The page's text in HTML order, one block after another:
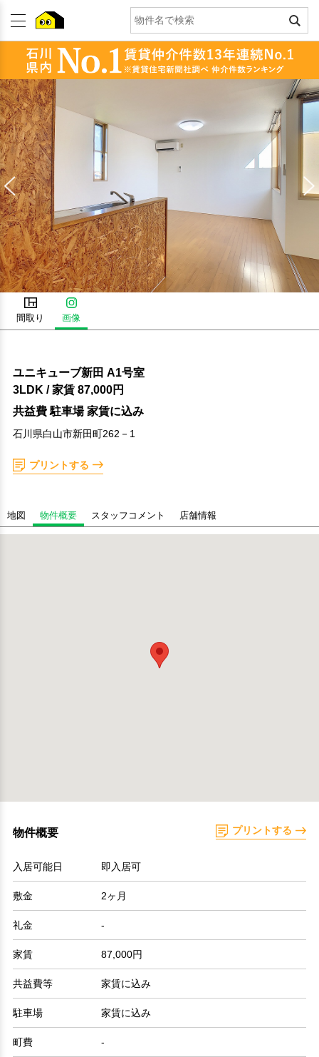
間取り 画像
ユニキューブ新田 A1号室
3LDK / 家賃 87,000円
共益費 駐車場 家賃に込み
石川県白山市新田町262－1
プリントする
地図 物件概要 スタッフコメント 店舗情報
物件概要 プリントする
入居可能日 即入居可
敷金 2ヶ月
礼金 -
家賃 87,000円
共益費等 家賃に込み
駐車場 家賃に込み
町費 -